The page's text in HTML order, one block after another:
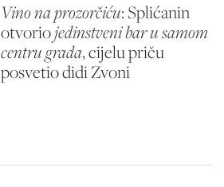
Vino na prozorčiću: Splićanin
otvoriojedinstveni bar u samom
centru grada, cijelu priču
posvetio didi Zvoni